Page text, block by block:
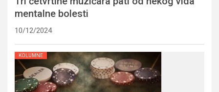
mentalne bolesti
10/12/2024
KOLUMNE